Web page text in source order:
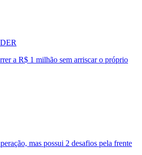
a R$ 1 milhão sem arriscar o próprio
mas possui 2 desafios pela frente